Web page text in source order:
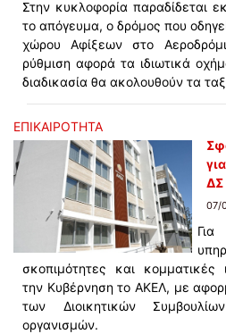
Στην κυκλοφορία παραδίδεται
το απόγευμα, ο δρόμος που
χώρου Αφίξεων στο
ρύθμιση αφορά τα ιδιωτικά
διαδικασία θα ακολουθούν τα
ΕΠΙΚΑΙΡΟΤΗΤΑ
ΔΣ
07/
σκοπιμότητες και κομματικές
την Κυβέρνηση το ΑΚΕΛ, με
των Διοικητικών
οργανισμών.